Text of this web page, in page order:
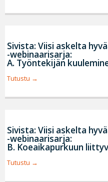
Sivista: Viisi askelta
-webinaarisarja:
A. Työntekijän
Tutustu
Sivista: Viisi askelta
-webinaarisarja:
B. Koeaikapurkuun
Tutustu